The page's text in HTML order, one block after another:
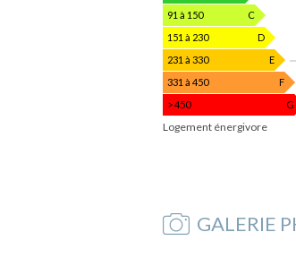
91 à 150
C
151 à 230
D
231 à 330
E
331 à 450
F
> 450
G
Logement énergivore
GALERIE